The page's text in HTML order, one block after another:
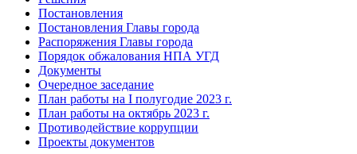
Постановления
Постановления Главы города
Распоряжения Главы города
Порядок обжалования НПА УГД
Документы
Очередное заседание
План работы на I полугодие 2023 г.
План работы на октябрь 2023 г.
Противодействие коррупции
Проекты документов